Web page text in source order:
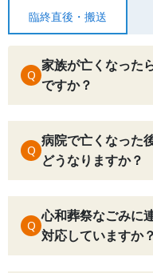
臨終直後・搬送
Q
家族が亡くなった
ですか？
Q
病院で亡くなった
どうなりますか？
Q
心和葬祭なごみに
対応していますか？